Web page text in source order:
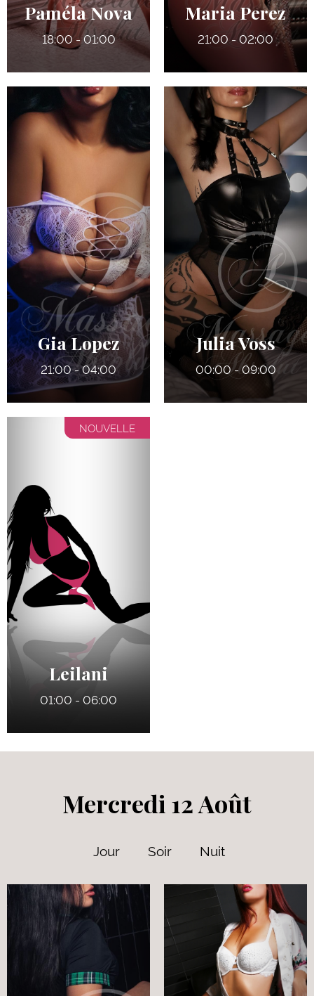
Paméla Nova
18:00 - 01:00
32 ans
5' 8"
Anglais
8
145 lbs
Bruns
Maria Perez
21:00 - 02:00
32 ans
5' 4"
Anglais
125 lbs
Bruns
Gia Lopez
21:00 - 04:00
23 ans
5' 5"
Anglais
9
Noisettes
Julia Voss
00:00 - 09:00
NOUVELLE
Leilani
01:00 - 06:00
22 ans
5' 7"
Anglais
Bruns
Mercredi 12 Août
Jour Soir Nuit